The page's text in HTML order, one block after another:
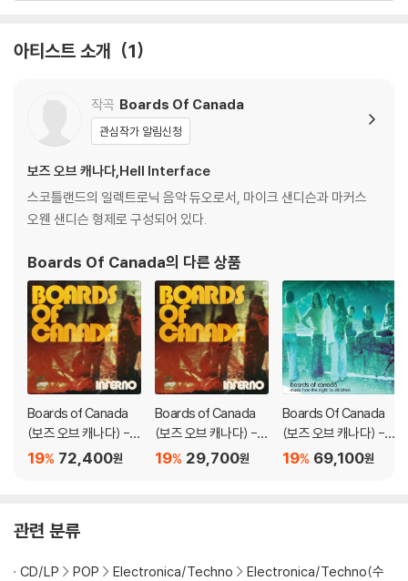
하시면 해결됩니다.
가 있으며, 이는 상품의 불량이 아닙니다. 단, 재생에 이상이 있는 경우에는
불량으로 인한 반품/교환이 가능합니다
※ 컬러 디스크
아래에 해당하는 경우는 불량이 아니므로 개봉 후 반품/교환이 불가합니
다.
1) 컬러 디스크는 웹 이미지와 실제 색상이 차이가 날 수 있습니다.
있습니다.
3) 컬러 디스크는 제작 과정에서 다른 색상 염료가 섞여 얼룩과 번짐, 반점
등이 발생할 수 있습니다.
※ 반품/교환 안내
1) 불량으로 인한 반품/교환 요청 시에는 불량 확인을 위해 개봉 시의 동영
다.
관련 사진과 동영상 및 재생 기기 모델명을 첨부하여 첨부하여 고객센터에
문의 바랍니다.
아티스트 소개 1
작곡 Boards Of Canada
관심작가 알림신청
보즈 오브 캐나다,Hell Interface
스코틀랜드의 일렉트로닉 음악 듀오로서, 마이크 샌디슨과 마커스
오웬 샌디슨 형제로 구성되어 있다.
Boards Of Canada의 다른 상품
Boards of Canada
(보즈 오브 캐나다) - 5
집 Inferno [2LP]
72,400원
19%
Boards of Canada
(보즈 오브 캐나다) - 5
집 Inferno29,700원
19%
Boards Of Canada
(보즈 오브 캐나다) -
Music Has The Right
69,100원
19%
관련 분류
CD/LP POP Electronica/Techno
Electronica/Techno(수